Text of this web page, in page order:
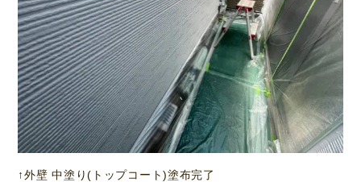
↑外壁 中塗り(トップコート)塗布完了